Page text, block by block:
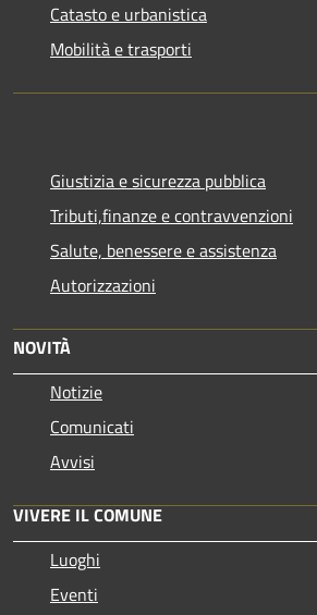
Catasto e urbanistica
Mobilità e trasporti
Giustizia e sicurezza pubblica
Tributi,finanze e contravvenzioni
Salute, benessere e assistenza
Autorizzazioni
NOVITÀ
Notizie
Comunicati
Avvisi
VIVERE IL COMUNE
Luoghi
Eventi